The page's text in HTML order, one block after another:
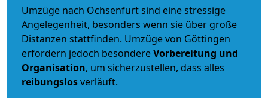
Umzüge nach Ochsenfurt sind eine stressige
Angelegenheit, besonders wenn sie über große
Distanzen stattfinden. Umzüge von Göttingen
erfordern jedoch besondereVorbereitung und
Organisation, um sicherzustellen, dass alles
reibungslosverläuft.